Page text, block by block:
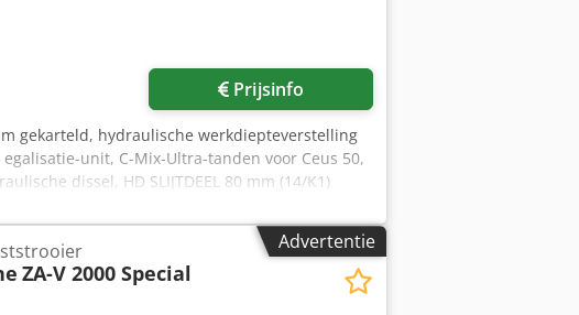
Prijsinfo
gekarteld, hydraulische werkdiepteverstelling
unit, C-Mix-Ultra-tanden voor Ceus 50,
dissel, HD SLIJTDEEL 80 mm (14/K1)
Advertentie
ZA-V 2000 Special